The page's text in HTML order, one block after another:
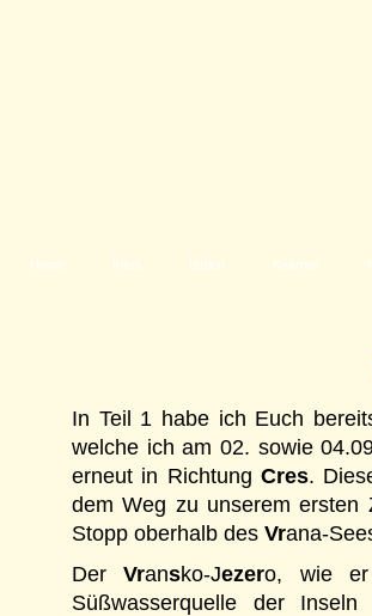
Home Infos Istrien Kvarner
In Teil 1 habe ich Euch
welche ich am 02. sowie
erneut in Richtung Cres.
dem Weg zu unserem
Stopp oberhalb des Vrana-
DerVransko-Jezero, wie er
Süßwasserquelle der